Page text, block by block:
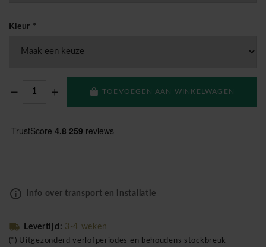
Kleur *
TOEVOEGEN AAN WINKELWAGEN
Info over transport en installatie
Levertijd: 3-4 weken
(*) Uitgezonderd verlofperiodes en behoudens stockbreuk